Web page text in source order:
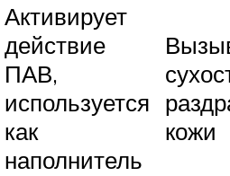
Активирует
действие
ПАВ,
используется
как
наполнитель
кожи